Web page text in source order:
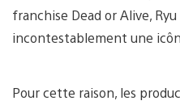
franchise Dead or Alive, Ryu
incontestablement une
Pour cette raison, les